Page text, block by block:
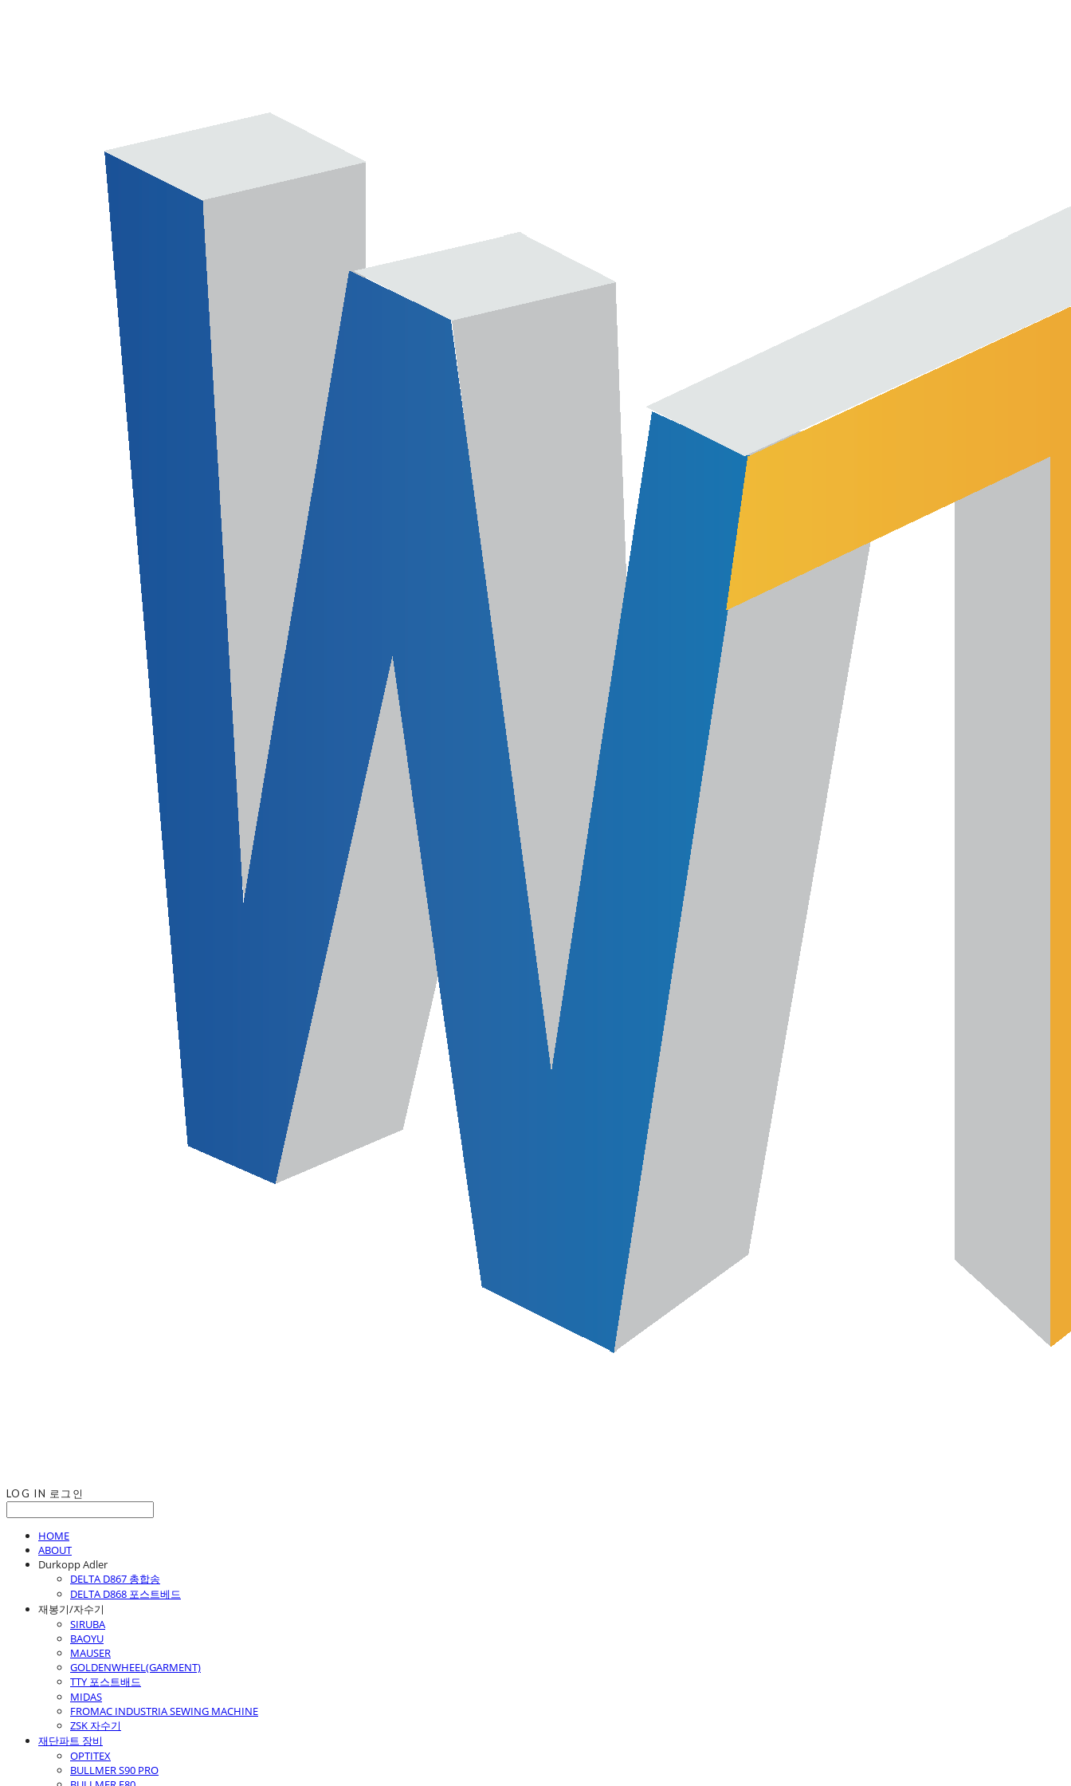
LOG IN 로그인
HOME
ABOUT
Durkopp Adler
DELTA D867 총합송
DELTA D868 포스트베드
재봉기/자수기
SIRUBA
BAOYU
MAUSER
GOLDENWHEEL(GARMENT)
TTY 포스트배드
MIDAS
FROMAC INDUSTRIA SEWING MACHINE
ZSK 자수기
재단파트 장비
OPTITEX
BULLMER S90 PRO